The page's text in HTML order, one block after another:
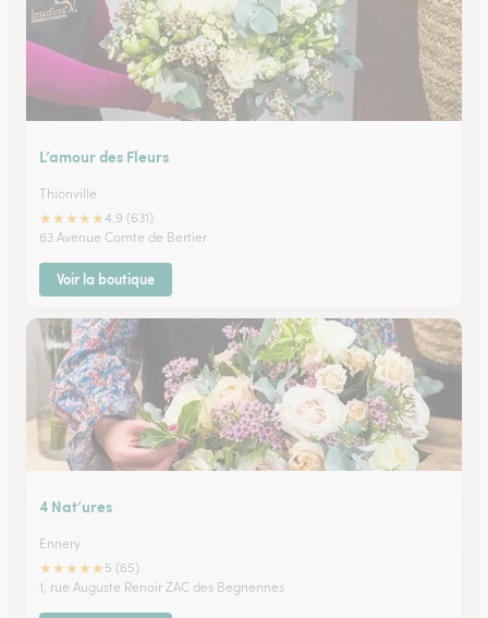
L’amour des Fleurs
Thionville
★★★★★4.9 (631)
63 Avenue Comte de Bertier
Voir la boutique
4 Nat’ures
Ennery
★★★★★ 5 (65)
1, rue Auguste Renoir ZAC des Begnennes